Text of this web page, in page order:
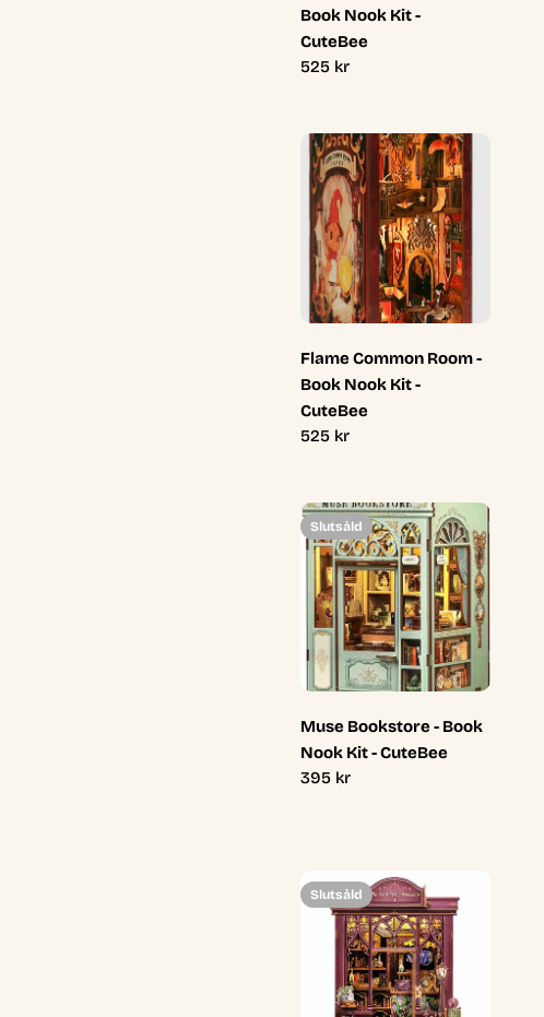
Book Nook Kit -
CuteBee
Ordinarie
525 kr
Flame Common Room -
Book Nook Kit -
CuteBee
Ordinarie
525 kr
Slutsåld
Muse Bookstore - Book
Nook Kit - CuteBee
Ordinarie
395 kr
Slutsåld